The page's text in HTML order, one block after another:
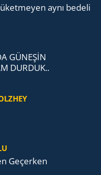
aynı be­de­li
GÜNEŞİN
DURDUK..
Geçerken